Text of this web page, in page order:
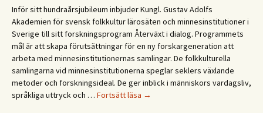
Gleðilegt
sumar!
Hyvää
kesää!
Happy
summer!
Inför sitt hundraårsjubileum inbjuder Kungl. Gustav Adolfs
Akademien för svensk folkkultur lärosäten och minnesinstitutioner i
Sverige till sitt forskningsprogram Återväxt i dialog. Programmets
mål är att skapa förutsättningar för en ny forskargeneration att
arbeta med minnesinstitutionernas samlingar. De folkkulturella
samlingarna vid minnesinstitutionerna speglar seklers växlande
metoder och forskningsideal. De ger inblick i människors vardagsliv,
språkliga uttryck och … Fortsätt läsa Forskningsprogrammet
→